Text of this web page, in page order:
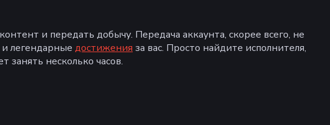
и передать добычу. Передача аккаунта, скорее всего, не
легендарные достиженияза вас. Просто найдите исполнителя,
занять несколько часов.